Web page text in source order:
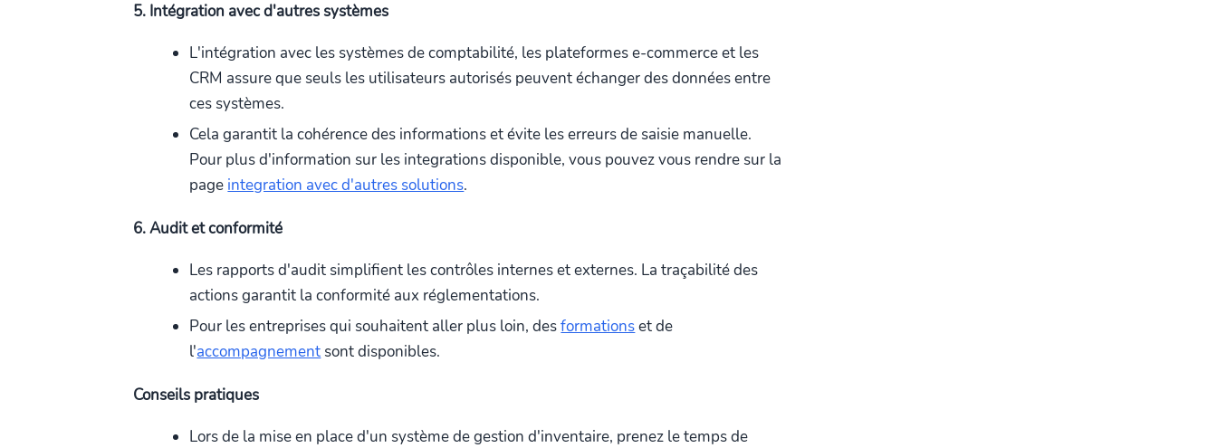
5. Intégration avec d'autres systèmes
L'intégration avec les systèmes de comptabilité, les plateformes e-commerce et les
CRM assure que seuls les utilisateurs autorisés peuvent échanger des données entre
ces systèmes.
Cela garantit la cohérence des informations et évite les erreurs de saisie manuelle.
Pour plus d'information sur les integrations disponible, vous pouvez vous rendre sur la
page integration avec d'autres solutions.
6. Audit et conformité
Les rapports d'audit simplifient les contrôles internes et externes. La traçabilité des
actions garantit la conformité aux réglementations.
Pour les entreprises qui souhaitent aller plus loin, desformationset de
l'accompagnement sont disponibles.
Conseils pratiques
Lors de la mise en place d'un système de gestion d'inventaire, prenez le temps de